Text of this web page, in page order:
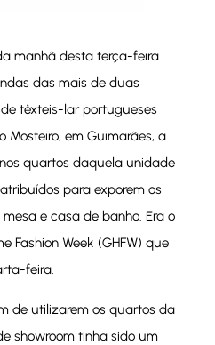
manhã desta terça-feira
das mais de duas
têxteis-lar portugueses
Mosteiro, em Guimarães, a
quartos daquela unidade
para exporem os
e casa de banho. Era o
Fashion Week (GHFW) que
feira.
de utilizarem os quartos da
showroom tinha sido um